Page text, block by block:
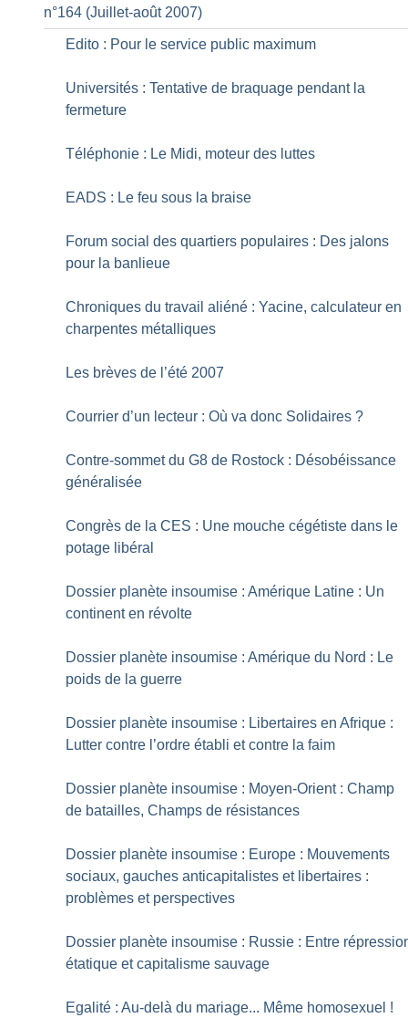
n°164 (Juillet-août 2007)
Edito : Pour le service public maximum
Universités : Tentative de braquage pendant la
fermeture
Téléphonie : Le Midi, moteur des luttes
EADS : Le feu sous la braise
Forum social des quartiers populaires : Des jalons
pour la banlieue
Chroniques du travail aliéné : Yacine, calculateur en
charpentes métalliques
Les brèves de l’été 2007
Courrier d’un lecteur : Où va donc Solidaires ?
Contre-sommet du G8 de Rostock : Désobéissance
généralisée
Congrès de la CES : Une mouche cégétiste dans le
potage libéral
Dossier planète insoumise : Amérique Latine : Un
continent en révolte
Dossier planète insoumise : Amérique du Nord : Le
poids de la guerre
Dossier planète insoumise : Libertaires en Afrique :
Lutter contre l’ordre établi et contre la faim
Dossier planète insoumise : Moyen-Orient : Champ
de batailles, Champs de résistances
Dossier planète insoumise : Europe : Mouvements
sociaux, gauches anticapitalistes et libertaires :
problèmes et perspectives
Dossier planète insoumise : Russie : Entre
étatique et capitalisme sauvage
Egalité : Au-delà du mariage... Même homosexuel !